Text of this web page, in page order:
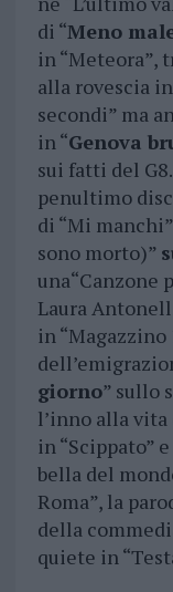
di “Meno
in “Meteora”,
alla rovescia
secondi” ma
in “Genova
sui fatti del
penultimo
di “Mi
sono morto)”
una“Canzone
Laura
in “Magazzino
giorno” sullo
l’inno alla
in “Scippato”
bella del
Roma”, la
della
quiete in